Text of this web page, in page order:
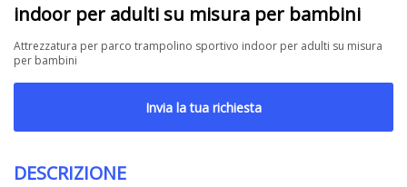
indoor per adulti su misura per bambini
Attrezzatura per parco trampolino sportivo indoor per adulti su misura
per bambini
Invia la tua richiesta
DESCRIZIONE